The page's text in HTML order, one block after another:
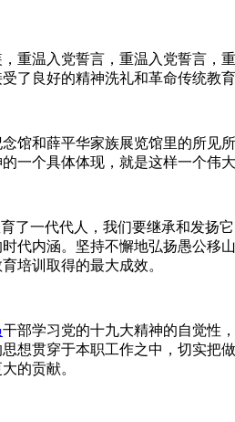
重温入党誓言，重温入党誓言，
了良好的精神洗礼和革命传统教育
和薛平华家族展览馆里的所见
一个具体体现，就是这样一个伟大
一代代人，我们要继承和发扬
代内涵。坚持不懈地弘扬愚公
培训取得的最大成效。
干部学习党的十九大精神的自觉性
想贯穿于本职工作之中，切实
的贡献。